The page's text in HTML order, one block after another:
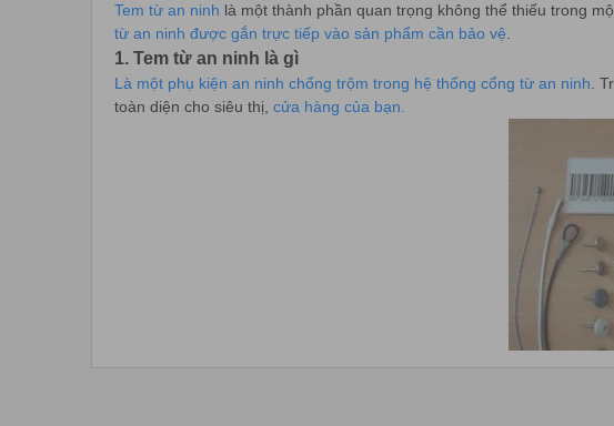
Tem từ an ninh là một thành phần quan trọng không thể thiếu trong
từ an ninh được gắn trực tiếp vào sản phẩm cần bảo vệ
1. Tem từ an ninh là gì
Là một phụ kiện an ninh chống trộm trong hệ thống cổng từ an ninh .
toàn diện cho siêu thị, cửa hàng của bạn.